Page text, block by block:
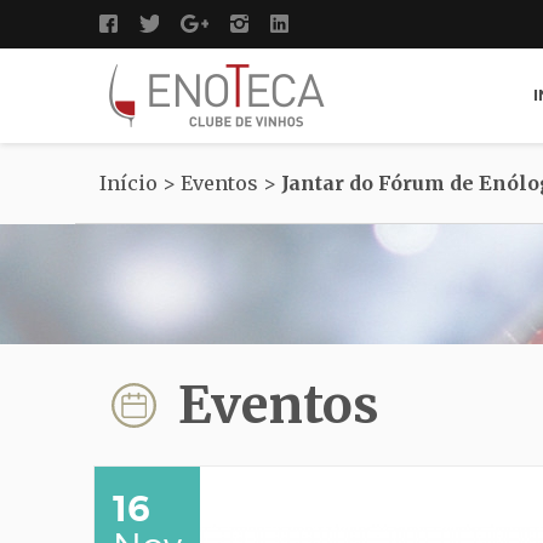
Início > Eventos > Jantar do Fórum de
Eventos
16